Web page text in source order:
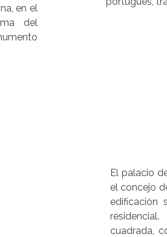
en el
del
El palacio
el concejo
edificación
cuadrada,